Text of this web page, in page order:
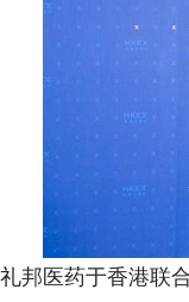
礼邦医药于香港联